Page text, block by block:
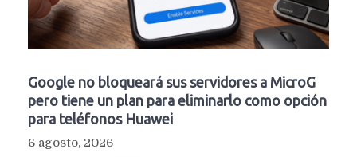
Google no bloqueará sus servidores a MicroG
pero tiene un plan para eliminarlo como opción
para teléfonos Huawei
6 agosto, 2026